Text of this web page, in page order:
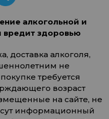
алкогольной и
вредит здоровью
доставка алкоголя,
не
требуется
возраст
на сайте, не
информационный